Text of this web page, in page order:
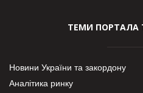
ТЕМИ ПОРТАЛА
Новини України та закордону
Аналітика ринку